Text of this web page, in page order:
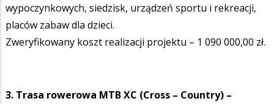
wypoczynkowych, siedzisk, urządzeń sportu i rekreacji,
placów zabaw dla dzieci.
Zweryfikowany koszt realizacji projektu – 1 090 000,00 zł.
3. Trasa rowerowa MTB XC (Cross – Country) –